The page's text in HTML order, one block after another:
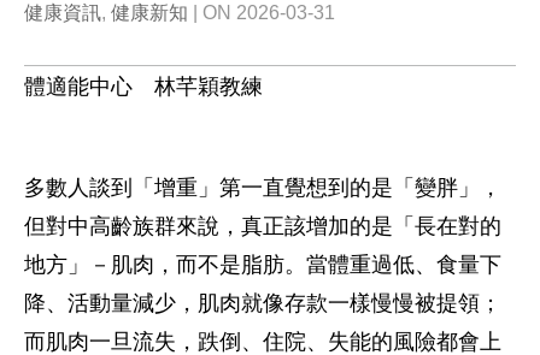
健康資訊, 健康新知 | ON 2026-03-31
體適能中心 林芊穎教練
多數人談到「增重」第一直覺想到的是「變胖」，
但對中高齡族群來說，真正該增加的是「長在對的
地方」－肌肉，而不是脂肪。當體重過低、食量下
降、活動量減少，肌肉就像存款一樣慢慢被提領；
而肌肉一旦流失，跌倒、住院、失能的風險都會上